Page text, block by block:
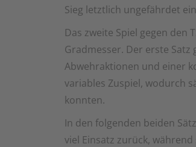
Sieg letztlich ungefährdet
Das zweite Spiel gegen den
Gradmesser. Der erste
Abwehraktionen und einer
variables Zuspiel, wodurch
konnten.
In den folgenden beiden
viel Einsatz zurück,